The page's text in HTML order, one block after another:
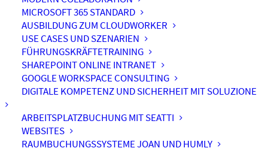
MICROSOFT 365 STANDARD
AUSBILDUNG ZUM CLOUDWORKER
USE CASES UND SZENARIEN
FÜHRUNGSKRÄFTETRAINING
SHAREPOINT ONLINE INTRANET
GOOGLE WORKSPACE CONSULTING
DIGITALE KOMPETENZ UND SICHERHEIT MIT SOLUZIONE
ARBEITSPLATZBUCHUNG MIT SEATTI
WEBSITES
RAUMBUCHUNGSSYSTEME JOAN UND HUMLY